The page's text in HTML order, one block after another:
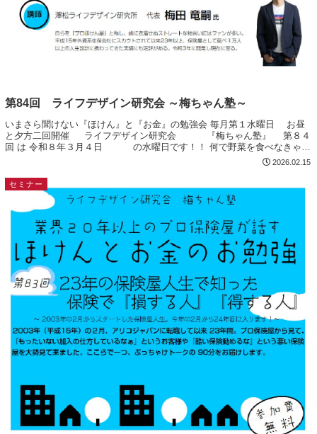
第84回 ライフデザイン研究会 ～梅ちゃん塾～
いまさら聞けない『ほけん』と『お金』の勉強会 毎月第１水曜日 お昼
と夕方二回開催 ライフデザイン研究会 『梅ちゃん塾』 第８４
回 は 令和８年３月４日 の水曜日です！！ 何で野菜を食べなきゃな
2026.02.15
セミナー